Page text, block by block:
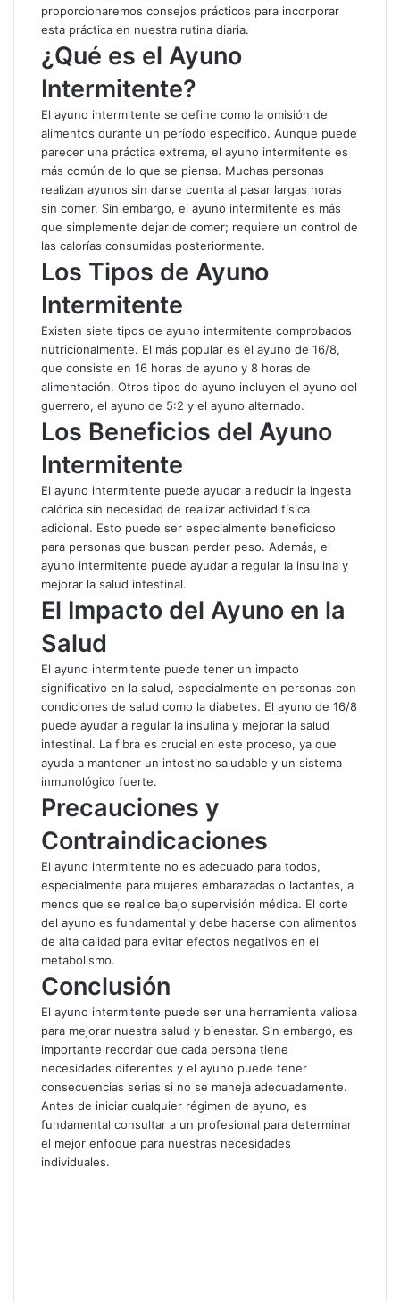
proporcionaremos consejos prácticos para incorporar
esta práctica en nuestra rutina diaria.
¿Qué es el Ayuno
Intermitente?
El ayuno intermitente se define como la omisión de
alimentos durante un período específico. Aunque puede
parecer una práctica extrema, el ayuno intermitente es
más común de lo que se piensa. Muchas personas
realizan ayunos sin darse cuenta al pasar largas horas
sin comer. Sin embargo, el ayuno intermitente es más
que simplemente dejar de comer; requiere un control de
las calorías consumidas posteriormente.
Los Tipos de Ayuno
Intermitente
Existen siete tipos de ayuno intermitente comprobados
nutricionalmente. El más popular es el ayuno de 16/8,
que consiste en 16 horas de ayuno y 8 horas de
alimentación. Otros tipos de ayuno incluyen el ayuno del
guerrero, el ayuno de 5:2 y el ayuno alternado.
Los Beneficios del Ayuno
Intermitente
El ayuno intermitente puede ayudar a reducir la ingesta
calórica sin necesidad de realizar actividad física
adicional. Esto puede ser especialmente beneficioso
para personas que buscan perder peso. Además, el
ayuno intermitente puede ayudar a regular la insulina y
mejorar la salud intestinal.
El Impacto del Ayuno en la
Salud
El ayuno intermitente puede tener un impacto
significativo en la salud, especialmente en personas con
condiciones de salud como la diabetes. El ayuno de 16/8
puede ayudar a regular la insulina y mejorar la salud
intestinal. La fibra es crucial en este proceso, ya que
ayuda a mantener un intestino saludable y un sistema
inmunológico fuerte.
Precauciones y
Contraindicaciones
El ayuno intermitente no es adecuado para todos,
especialmente para mujeres embarazadas o lactantes, a
menos que se realice bajo supervisión médica. El corte
del ayuno es fundamental y debe hacerse con alimentos
de alta calidad para evitar efectos negativos en el
metabolismo.
Conclusión
El ayuno intermitente puede ser una herramienta valiosa
para mejorar nuestra salud y bienestar. Sin embargo, es
importante recordar que cada persona tiene
necesidades diferentes y el ayuno puede tener
consecuencias serias si no se maneja adecuadamente.
Antes de iniciar cualquier régimen de ayuno, es
fundamental consultar a un profesional para determinar
el mejor enfoque para nuestras necesidades
individuales.